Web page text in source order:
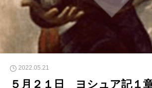
2022.05.21
５月２１日 ヨシュア記１